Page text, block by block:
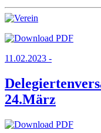
11.02.2023 -
24.März